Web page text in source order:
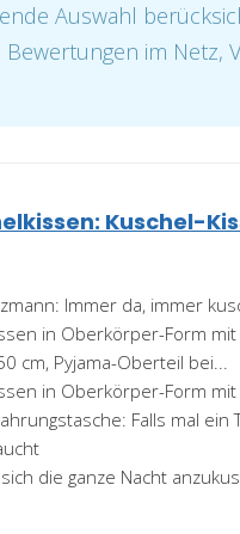
Auswahl
im Netz,
Kuschel-
Immer da, immer
in Oberkörper-Form mit
cm, Pyjama-Oberteil bei...
in Oberkörper-Form mit
Falls mal ein
die ganze Nacht